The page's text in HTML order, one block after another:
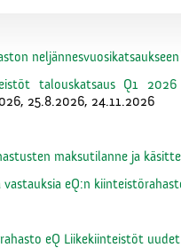
neljännesvuosikatsaukseen
talouskatsaus Q1 2026
25.8.2026, 24.11.2026
maksutilanne ja
vastauksia eQ:n
eQ Liikekiinteistöt